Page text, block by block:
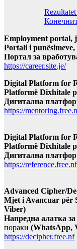
Employment portal,
Portali i
Портал за
https://career.site.je/
Digital Platform for
Platformë Dixhitale
Дигитална
https://
Digital Platform for
Platformë Dixhitale
Дигитална
https://
Advanced Cipher/
Mjet i Avancuar për
Viber)
Напредна алатка
пораки (WhatsApp,
https://decipher.free.nf